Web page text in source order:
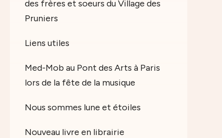
des frères et soeurs du Village des
Pruniers
Liens utiles
Med-Mob au Pont des Arts à Paris
lors de la fête de la musique
Nous sommes lune et étoiles
Nouveau livre en librairie